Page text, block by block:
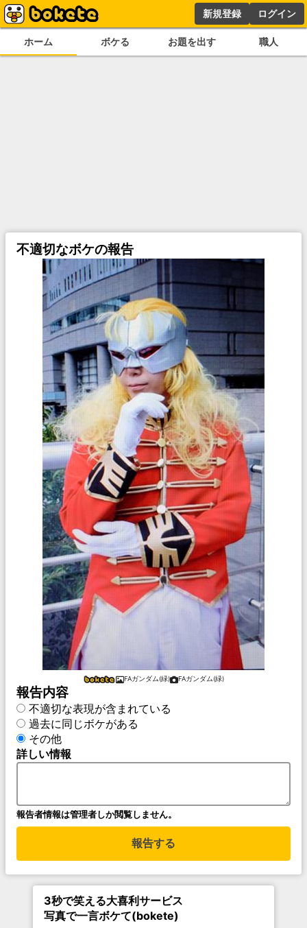
新規登録 ログイン
ホーム ボケる お題を出す 職人
不適切なボケの報告
FAガンダム(緑) FAガンダム(緑)
報告内容
不適切な表現が含まれている
過去に同じボケがある
その他
詳しい情報
報告者情報は管理者しか閲覧しません。
報告する
3秒で笑える大喜利サービス
写真で一言ボケて(bokete)